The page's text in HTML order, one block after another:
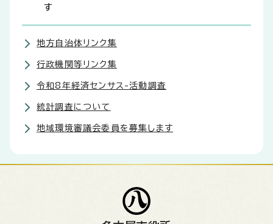
す
地方自治体リンク集
行政機関等リンク集
令和8年経済センサス-活動調査
統計調査について
地域環境審議会委員を募集します